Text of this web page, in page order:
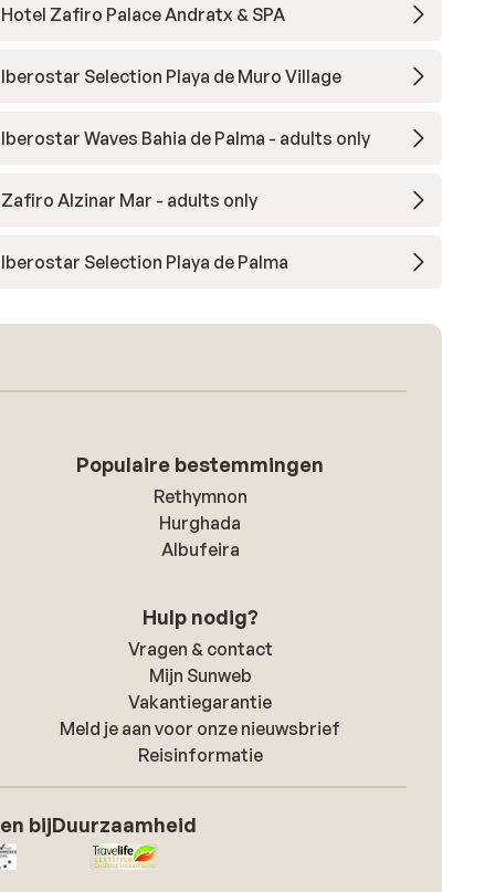
Hotel Zafiro Palace Andratx & SPA
Iberostar Selection Playa de Muro Village
Iberostar Waves Bahia de Palma - adults only
Zafiro Alzinar Mar - adults only
Iberostar Selection Playa de Palma
Populaire bestemmingen
Rethymnon
Hurghada
Albufeira
Hulp nodig?
Vragen & contact
Mijn Sunweb
Vakantiegarantie
Meld je aan voor onze nieuwsbrief
Reisinformatie
bijDuurzaamheid